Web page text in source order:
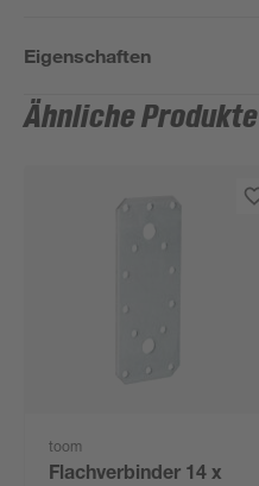
Eigenschaften
Ähnliche Produkte
toom
Flachverbinder 14 x